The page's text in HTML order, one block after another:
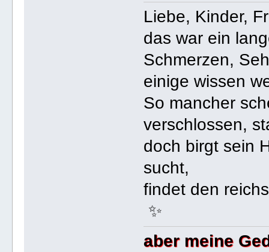
Liebe, Kinder,
das war ein
Schmerzen,
einige wissen
So mancher
verschlossen,
doch birgt sein
sucht,
findet den
✨
aber meine